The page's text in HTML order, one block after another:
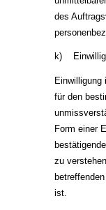
des
k)
Einwilligung
für den
Form einer
zu
ist.